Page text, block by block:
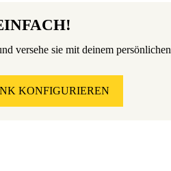
versehe sie mit deinem persönlichen
KONFIGURIEREN